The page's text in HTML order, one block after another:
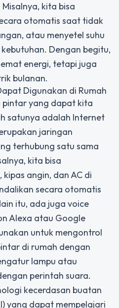
kita bisa
otomatis saat tidak
atau menyetel suhu
Dengan begitu,
energi, tetapi juga
bulanan.
Digunakan di Rumah
yang dapat kita
satunya adalah Internet
jaringan
terhubung satu sama
kita bisa
angin, dan AC di
secara otomatis
itu, ada juga voice
Alexa atau Google
untuk mengontrol
di rumah dengan
lampu atau
perintah suara.
kecerdasan buatan
yang dapat mempelajari